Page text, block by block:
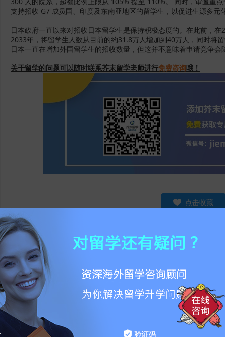
支持招收 G7 成员国、印度及东南亚地区的留学生，以促进生源多元
日本政府一直以来对招收日本留学生是保持积极态度的。在此前，
2033年，将留学生人数从目前的约31.8万人增加到40万人，同时将
日本一直在增加外国留学生的招收数量，但这并不意味着申请竞争
关于留学的问题可以随时联系芥末留学老师进行免费咨询 哦！
点击收藏
非特殊说明，本文版权原作者，转载请注明出处
本文地址：https://www.jiemo.net/news/show-2778646.html
请勿相信除官方外其他任何联系方式，谨防被骗！
0条评论